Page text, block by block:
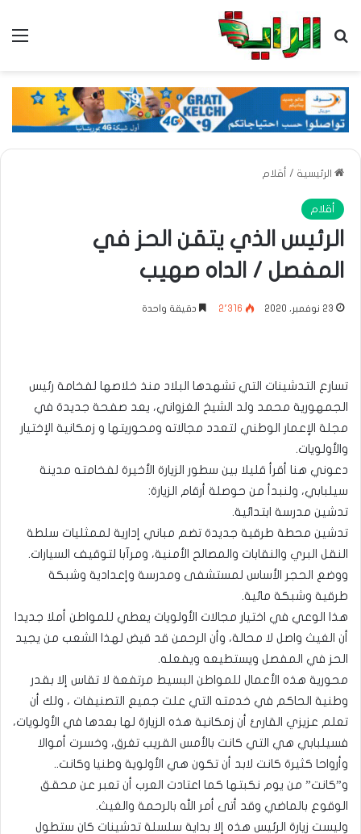
بحث عن
الرئيسية / أقلام
أقلام
الرئيس الذي يتقن الحز في
المفصل / الداه صهيب
23 نوفمبر، 2020 2٬316 دقيقة واحدة
تسارع التدشينات التي تشهدها البلاد منذ خلاصها لفخامة رئيس
الجمهورية محمد ولد الشيخ الغزواني، يعد صفحة جديدة في
مجلة الإعمار الوطني لتعدد مجالاته ومحوريتها و زمكانية الإختيار
والأولويات.
دعوني هنا أقرأ قليلا بين سطور الزيارة الأخيرة لفخامته مدينة
سيلبابي، ولنبدأ من حوصلة أرقام الزيارة:
تدشين مدرسة ابتدائية.
تدشين محطة طرقية جديدة تضم مباني إدارية لممثليات سلطة
النقل البري والنقابات والمصالح الأمنية، ومرآبا لتوقيف السيارات.
ووضع الحجر الأساس لمستشفى ومدرسة وإعدادية وشبكة
طرقية وشبكة مائية.
هذا الوعي في اختيار مجالات الأولويات يعطي للمواطن أملا جديدا
أن الغيث واصل لا محالة، وأن الرحمن قد قيض لهذا الشعب من يجيد
الحز في المفصل ويستطيعه ويفعله.
محورية هذه الأعمال للمواطن البسيط مرتفعة لا تقاس إلا بقدر
وطنية الحاكم في خدمته التي علت جميع التصنيفات ، ولك أن
تعلم عزيزي القارئ أن زمكانية هذه الزيارة لها بعدها في الأولويات،
فسيلبابي هي التي كانت بالأمس القريب تغرق، وخسرت أموالا
وأرواحا كثيرة كانت لابد أن تكون هي الأولوية وطنيا وكانت..
و”كانت” من يوم نكبتها كما اعتادت العرب أن تعبر عن محقق
الوقوع بالماضي وقد أتى أمر الله بالرحمة والغيث.
وليست زيارة الرئيس هذه إلا بداية سلسلة تدشينات كان ستطول